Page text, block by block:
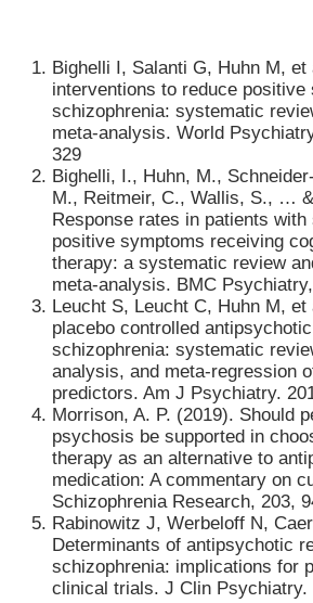
Bighelli I, Salanti G, Huhn M,
interventions to reduce positive
schizophrenia: systematic
meta-analysis. World
329
Bighelli, I., Huhn, M.,
M., Reitmeir, C., Wallis, S., …
Response rates in patients
positive symptoms receiving
therapy: a systematic review
meta-analysis. BMC
Leucht S, Leucht C, Huhn M,
placebo controlled
schizophrenia: systematic
analysis, and meta-regression
predictors. Am J Psychiatry.
Morrison, A. P. (2019). Should
psychosis be supported in
therapy as an alternative to
medication: A commentary on
Schizophrenia Research, 203,
Rabinowitz J, Werbeloff N,
Determinants of antipsychotic
schizophrenia: implications for
clinical trials. J Clin Psychiatry.